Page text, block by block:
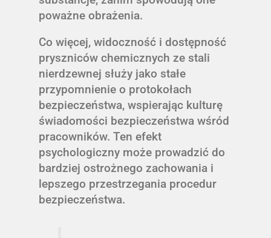
poważne obrażenia.
Co więcej, widoczność i dostępność
pryszniców chemicznych ze stali
nierdzewnej służy jako stałe
przypomnienie o protokołach
bezpieczeństwa, wspierając kulturę
świadomości bezpieczeństwa wśród
pracowników. Ten efekt
psychologiczny może prowadzić do
bardziej ostrożnego zachowania i
lepszego przestrzegania procedur
bezpieczeństwa.